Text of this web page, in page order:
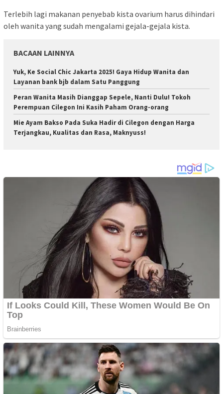
Terlebih lagi makanan penyebab kista ovarium harus dihindari
oleh wanita yang sudah mengalami gejala-gejala kista.
BACAAN LAINNYA
Yuk, Ke Social Chic Jakarta 2025! Gaya Hidup Wanita dan
Layanan bank bjb dalam Satu Panggung
Peran Wanita Masih Dianggap Sepele, Nanti Dulu! Tokoh
Perempuan Cilegon Ini Kasih Paham Orang-orang
Mie Ayam Bakso Pada Suka Hadir di Cilegon dengan Harga
Terjangkau, Kualitas dan Rasa, Maknyuss!